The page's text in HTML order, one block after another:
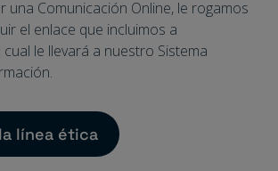
una Comunicación Online, le rogamos
el enlace que incluimos a
le llevará a nuestro Sistema
línea ética